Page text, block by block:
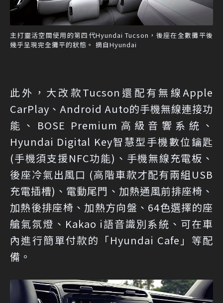
主打靈活空間使用的第四代Hyundai Tucson，後座在全數攤平後
幾乎呈現完全攤平的狀態。 摘自Hyundai
此外，大改款Tucson還配有無線Apple
CarPlay、Android Auto的手機無線連接功
能、BOSE Premium高級音響系統、
Hyundai Digital Key智慧型手機數位鑰匙
(手機須支援NFC功能)、手機無線充電板、
後座冷氣出風口 (高階車款才配有兩組USB
充電插槽)、電動尾門、加熱通風前排座椅、
加熱後排座椅、加熱方向盤、64色選擇的座
艙氣氛燈、Kakao i語音識別系統、可在車
內進行簡單付款的「Hyundai Cafe」等配
備。